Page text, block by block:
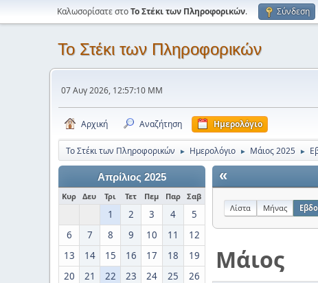
Καλωσορίσατε στοΤο Στέκι των Πληροφορικών. Σύνδεση
Το Στέκι των Πληροφορικών
07 Αυγ 2026, 12:57:10 ΜΜ
Αρχική Αναζήτηση Ημερολόγιο
Το Στέκι των Πληροφορικών ► Ημερολόγιο ► Μάιος 2025 ►
Απρίλιος 2025
Κυρ Δευ Τρι Τετ Πεμ Παρ Σαβ
1 2 3 4
5
6
7 8 9 10 11
12
13
14 15 16 17 18
19
20
21 22 23 24 25
26
«
Λίστα Μήνας
Μάιος